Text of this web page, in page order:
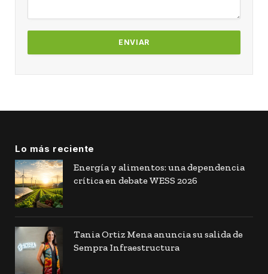
Lo más reciente
Energía y alimentos: una dependencia
crítica en debate WESS 2026
Tania Ortiz Mena anuncia su salida de
Sempra Infraestructura